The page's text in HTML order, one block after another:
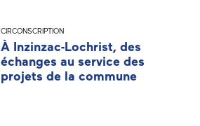
CIRCONSCRIPTION
À Inzinzac-Lochrist, des
échanges au service des
projets de la commune